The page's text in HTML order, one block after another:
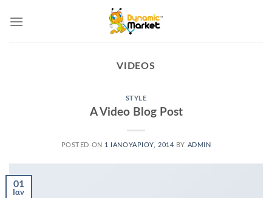
VIDEOS
STYLE
A Video Blog Post
POSTED ON 1 ΙΑΝΟΥΑΡΊΟΥ, 2014 BY ADMIN
01
Ιαν